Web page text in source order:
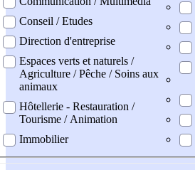
Conseil / Etudes
Direction d'entreprise
Espaces verts et naturels /
Agriculture / Pêche / Soins aux
animaux
Hôtellerie - Restauration /
Tourisme / Animation
Immobilier